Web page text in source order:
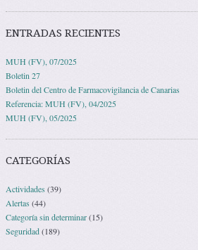
ENTRADAS RECIENTES
MUH (FV), 07/2025
Boletin 27
Boletin del Centro de Farmacovigilancia de Canarias
Referencia: MUH (FV), 04/2025
MUH (FV), 05/2025
CATEGORÍAS
Actividades(39)
Alertas (44)
Categoría sin determinar(15)
Seguridad(189)